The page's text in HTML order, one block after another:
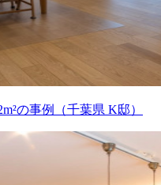
の事例（千葉県 K邸）